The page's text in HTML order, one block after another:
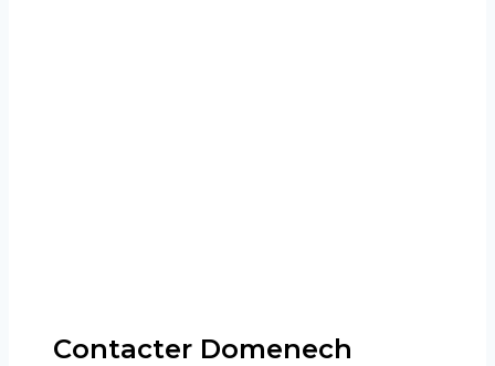
Contacter Domenech